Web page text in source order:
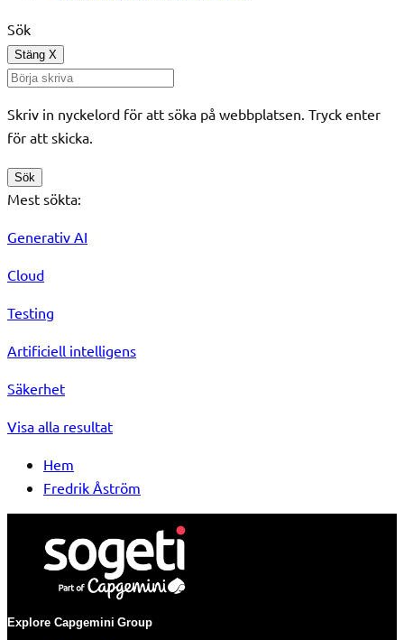
Sök
Stäng X
Skriv in nyckelord för att söka på webbplatsen. Tryck enter
för att skicka.
Sök
Mest sökta:
Generativ AI
Cloud
Testing
Artificiell intelligens
Säkerhet
Visa alla resultat
Hem
Fredrik Åström
Explore Capgemini Group